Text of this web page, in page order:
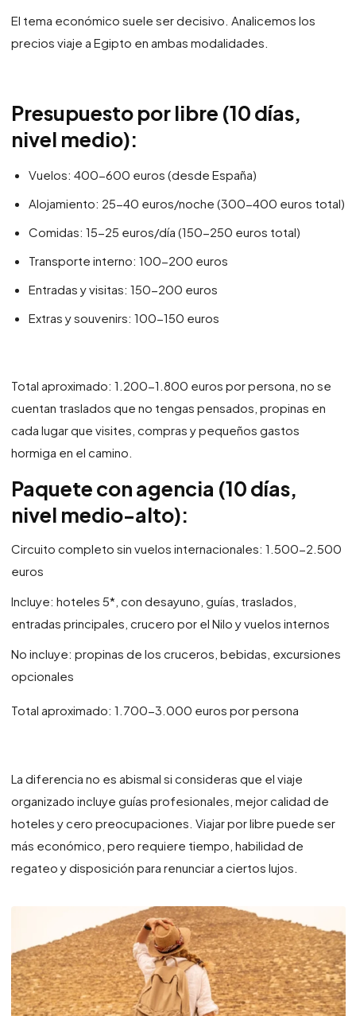
El tema económico suele ser decisivo. Analicemos los
precios viaje a Egipto en ambas modalidades.
Presupuesto por libre (10 días,
nivel medio):
Vuelos: 400-600 euros (desde España)
Alojamiento: 25-40 euros/noche (300-400 euros total)
Comidas: 15-25 euros/día (150-250 euros total)
Transporte interno: 100-200 euros
Entradas y visitas: 150-200 euros
Extras y souvenirs: 100-150 euros
Total aproximado: 1.200-1.800 euros por persona, no se
cuentan traslados que no tengas pensados, propinas en
cada lugar que visites, compras y pequeños gastos
hormiga en el camino.
Paquete con agencia (10 días,
nivel medio-alto):
Circuito completo sin vuelos internacionales: 1.500-2.500
euros
Incluye: hoteles 5*, con desayuno, guías, traslados,
entradas principales, crucero por el Nilo y vuelos internos
No incluye: propinas de los cruceros, bebidas, excursiones
opcionales
Total aproximado: 1.700-3.000 euros por persona
La diferencia no es abismal si consideras que el viaje
organizado incluye guías profesionales, mejor calidad de
hoteles y cero preocupaciones. Viajar por libre puede ser
más económico, pero requiere tiempo, habilidad de
regateo y disposición para renunciar a ciertos lujos.